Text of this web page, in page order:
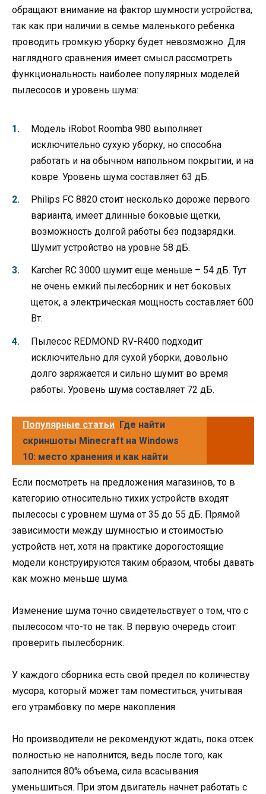
обращают внимание на фактор шумности устройства,
так как при наличии в семье маленького ребенка
проводить громкую уборку будет невозможно. Для
наглядного сравнения имеет смысл рассмотреть
функциональность наиболее популярных моделей
пылесосов и уровень шума:
Модель iRobot Roomba 980 выполняет
исключительно сухую уборку, но способна
работать и на обычном напольном покрытии, и на
ковре. Уровень шума составляет 63 дБ.
Philips FC 8820 стоит несколько дороже первого
варианта, имеет длинные боковые щетки,
возможность долгой работы без подзарядки.
Шумит устройство на уровне 58 дБ.
Karcher RC 3000 шумит еще меньше – 54 дБ. Тут
не очень емкий пылесборник и нет боковых
щеток, а электрическая мощность составляет 600
Вт.
Пылесос REDMOND RV-R400 подходит
исключительно для сухой уборки, довольно
долго заряжается и сильно шумит во время
работы. Уровень шума составляет 72 дБ.
Популярные статьи Где найти
скриншоты Minecraft на Windows
10: место хранения и как найти
Если посмотреть на предложения магазинов, то в
категорию относительно тихих устройств входят
пылесосы с уровнем шума от 35 до 55 дБ. Прямой
зависимости между шумностью и стоимостью
устройств нет, хотя на практике дорогостоящие
модели конструируются таким образом, чтобы давать
как можно меньше шума.
Изменение шума точно свидетельствует о том, что с
пылесосом что-то не так. В первую очередь стоит
проверить пылесборник.
У каждого сборника есть свой предел по количеству
мусора, который может там поместиться, учитывая
его утрамбовку по мере накопления.
Но производители не рекомендуют ждать, пока отсек
полностью не наполнится, ведь после того, как
заполнится 80% объема, сила всасывания
уменьшиться. При этом двигатель начнет работать с